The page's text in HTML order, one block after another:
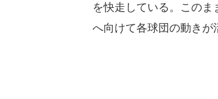
を快走している。この
へ向けて各球団の動きが